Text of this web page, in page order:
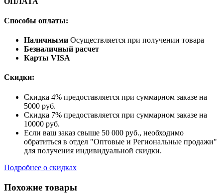
Способы оплаты:
Наличными Осуществляется при получении товара
Безналичный расчет
Карты VISA
Скидки:
Скидка 4% предоставляется при суммарном заказе на
5000 руб.
Скидка 7% предоставляется при суммарном заказе на
10000 руб.
Если ваш заказ свыше 50 000 руб., необходимо
обратиться в отдел "Оптовые и Региональные продажи"
для получения индивидуальной скидки.
Подробнее о скидках
Похожие товары